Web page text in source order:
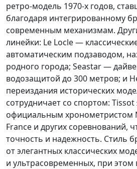
ретро-модель 1970-х годов,
благодаря интегрированному
современным механизмам.
линейки: Le Locle —
автоматическим подзаводом,
родного города; Seastar —
водозащитой до 300 метров; и
переиздания исторических
сотрудничает со спортом: Tissot
официальным хронометристом
France и других соревнований,
точность и надежность. Стиль
от элегантных классических
и ультрасовременных, при этом